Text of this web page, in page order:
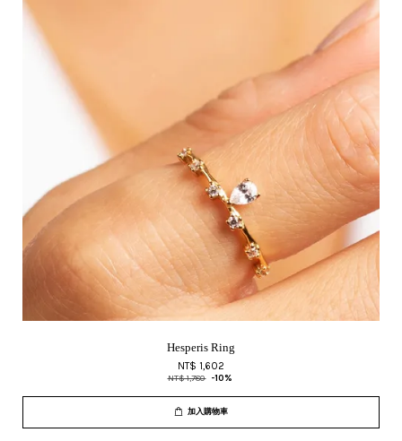
Hesperis Ring
NT$ 1,602
NT$ 1,780 -10%
加入購物車